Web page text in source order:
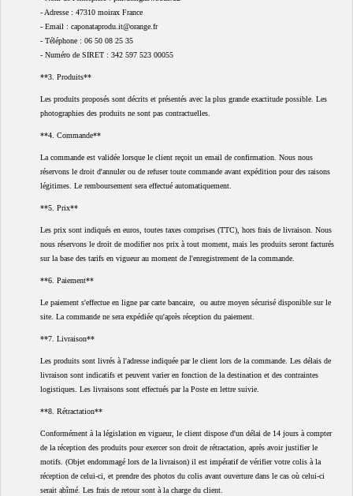
- Adresse : 47310 moirax France
- Email : caponataprodu.it@orange.fr
- Téléphone : 06 50 08 25 35
- Numéro de SIRET : 342 597 523 00055
**3. Produits**
Les produits proposés sont décrits et présentés avec la plus grande exactitude possible. Les
photographies des produits ne sont pas contractuelles.
**4. Commande**
La commande est validée lorsque le client reçoit un email de confirmation. Nous nous
réservons le droit d'annuler ou de refuser toute commande avant expédition pour des raisons
légitimes. Le remboursement sera effectué automatiquement.
**5. Prix**
Les prix sont indiqués en euros, toutes taxes comprises (TTC), hors frais de livraison. Nous
nous réservons le droit de modifier nos prix à tout moment, mais les produits seront facturés
sur la base des tarifs en vigueur au moment de l'enregistrement de la commande.
**6. Paiement**
Le paiement s'effectue en ligne par carte bancaire, ou autre moyen sécurisé disponible sur le
site. La commande ne sera expédiée qu'après réception du paiement.
**7. Livraison**
Les produits sont livrés à l'adresse indiquée par le client lors de la commande. Les délais de
livraison sont indicatifs et peuvent varier en fonction de la destination et des contraintes
logistiques. Les livraisons sont effectués par la Poste en lettre suivie.
**8. Rétractation**
Conformément à la législation en vigueur, le client dispose d'un délai de 14 jours à compter
de la réception des produits pour exercer son droit de rétractation, après avoir justifier le
motifs. (Objet endommagé lors de la livraison) il est impératif de vérifier votre colis à la
réception de celui-ci, et prendre des photos du colis avant ouverture dans le cas où celui-ci
serait abîmé. Les frais de retour sont à la charge du client.